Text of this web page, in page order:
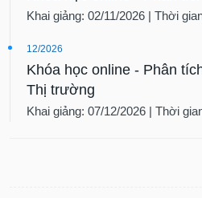
Khai giảng: 02/11/2026 | Thời
12/2026
Khóa học online - Phân
Thị trường
Khai giảng: 07/12/2026 | Thời